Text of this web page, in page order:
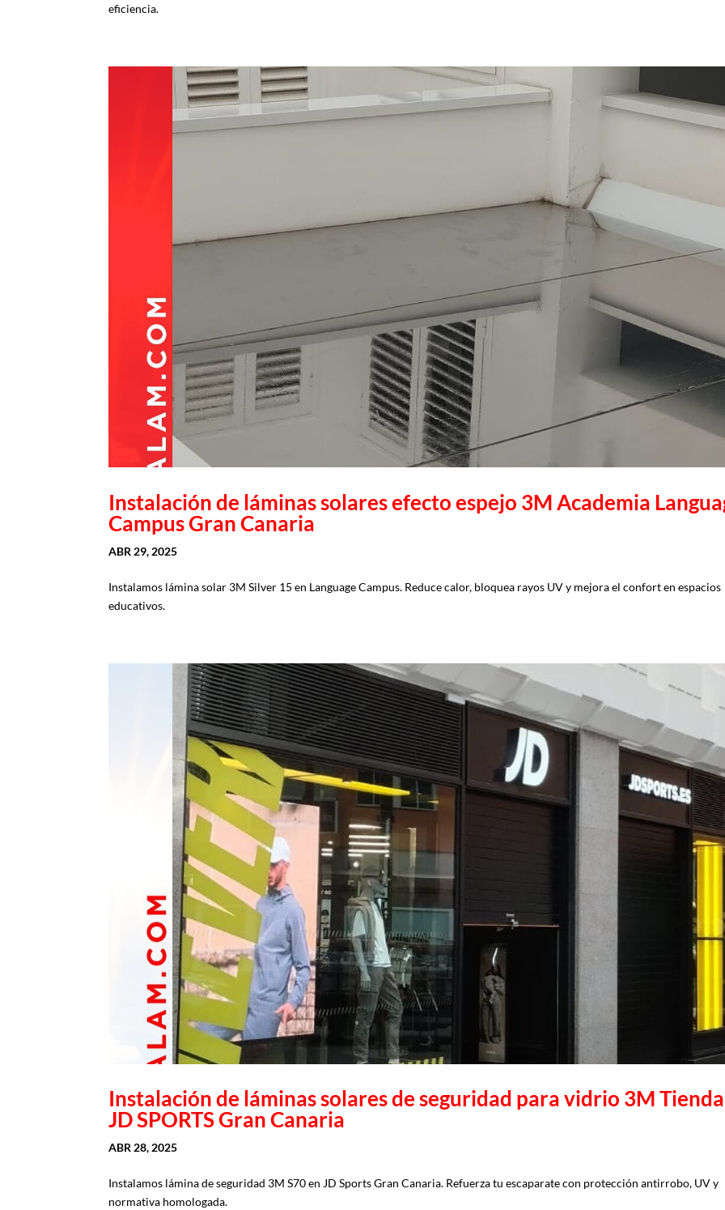
eficiencia.
Instalación de láminas solares efecto espejo 3M Academia
Campus Gran Canaria
ABR 29, 2025
Instalamos lámina solar 3M Silver 15 en Language Campus. Reduce calor, bloquea rayos UV y mejora el confort en espacios
educativos.
Instalación de láminas solares de seguridad para vidrio 3M Tienda
JD SPORTS Gran Canaria
ABR 28, 2025
Instalamos lámina de seguridad 3M S70 en JD Sports Gran Canaria. Refuerza tu escaparate con protección antirrobo, UV y
normativa homologada.